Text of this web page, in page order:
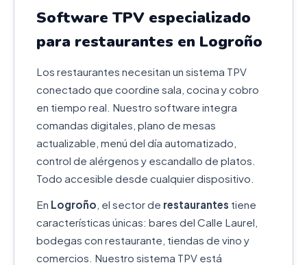
Software TPV especializado
para restaurantes en Logroño
Los restaurantes necesitan un sistema TPV
conectado que coordine sala, cocina y cobro
en tiempo real. Nuestro software integra
comandas digitales, plano de mesas
actualizable, menú del día automatizado,
control de alérgenos y escandallo de platos.
Todo accesible desde cualquier dispositivo.
En Logroño , el sector de restaurantes tiene
características únicas: bares del Calle Laurel,
bodegas con restaurante, tiendas de vino y
comercios. Nuestro sistema TPV está